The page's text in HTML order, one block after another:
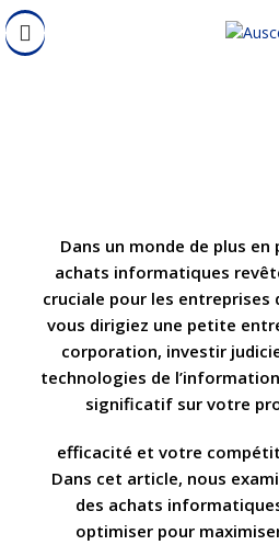
Dans un monde de plus en
achats informatiques
cruciale pour les
vous dirigiez une petite
corporation, investir
technologies de
significatif sur votre
efficacité et votre
Dans cet article, nous
des achats
optimiser pour